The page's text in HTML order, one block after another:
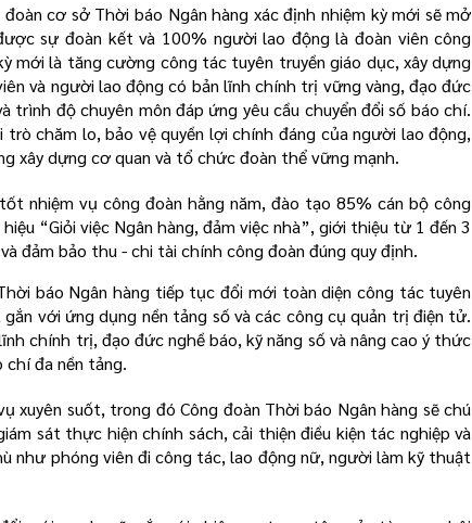
cơ sở Thời báo Ngân hàng xác định nhiệm kỳ mới sẽ mở
sự đoàn kết và 100% người lao động là đoàn viên công
mới là tăng cường công tác tuyên truyền giáo dục, xây dựng
và người lao động có bản lĩnh chính trị vững vàng, đạo đức
trình độ chuyên môn đáp ứng yêu cầu chuyển đổi số báo chí.
chăm lo, bảo vệ quyền lợi chính đáng của người lao động,
xây dựng cơ quan và tổ chức đoàn thể vững mạnh.
nhiệm vụ công đoàn hằng năm, đào tạo 85% cán bộ công
“Giỏi việc Ngân hàng, đảm việc nhà”, giới thiệu từ 1 đến 3
đảm bảo thu - chi tài chính công đoàn đúng quy định.
báo Ngân hàng tiếp tục đổi mới toàn diện công tác tuyên
với ứng dụng nền tảng số và các công cụ quản trị điện tử.
chính trị, đạo đức nghề báo, kỹ năng số và nâng cao ý thức
đa nền tảng.
xuyên suốt, trong đó Công đoàn Thời báo Ngân hàng sẽ chú
sát thực hiện chính sách, cải thiện điều kiện tác nghiệp và
như phóng viên đi công tác, lao động nữ, người làm kỹ thuật